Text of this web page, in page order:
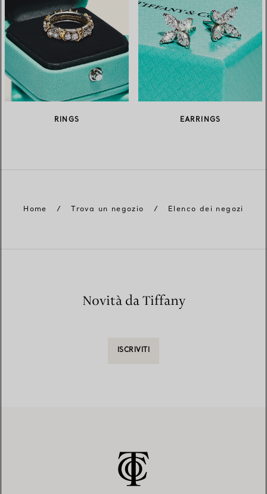
RINGS EARRINGS
Home / Trova un negozio / Elenco dei negozi
Novità da Tiffany
ISCRIVITI